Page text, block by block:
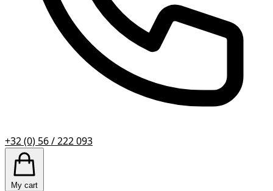
+32 (0) 56 / 222 093
My cart